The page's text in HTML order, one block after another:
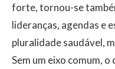
forte, tornou-se
lideranças, agendas e
pluralidade saudável,
Sem um eixo comum,